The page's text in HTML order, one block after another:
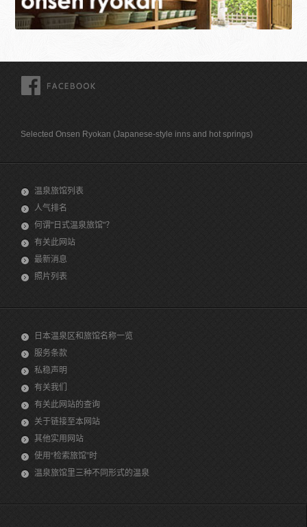
Selected Onsen Ryokan (Japanese-style inns and hot springs)
温泉旅馆列表
人气排名
何谓"日式温泉旅馆"？
有关此网站
最新消息
照片列表
日本温泉区和旅馆名称一览
服务条款
私稳声明
有关我们
有关此网站的查询
关于链接至本网站
其他实用网站
使用“检索旅馆”时
温泉旅馆里三种不同形式的温泉